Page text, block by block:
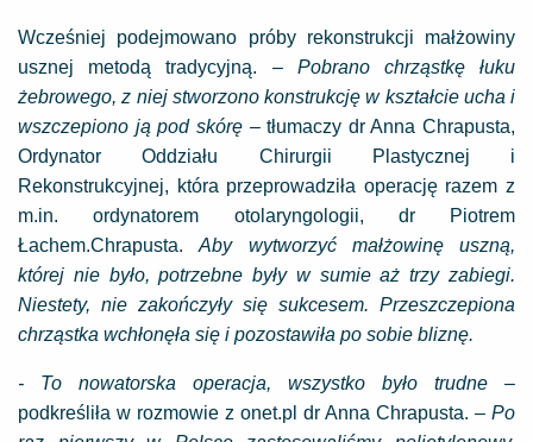
Wcześniej podejmowano próby rekonstrukcji małżowiny
usznej metodą tradycyjną. –Pobrano chrząstkę łuku
żebrowego, z niej stworzono konstrukcję w kształcie ucha i
wszczepiono ją pod skórę – tłumaczy dr Anna Chrapusta,
Ordynator Oddziału Chirurgii Plastycznej i
Rekonstrukcyjnej, która przeprowadziła operację razem z
m.in. ordynatorem otolaryngologii, dr Piotrem
Łachem.Chrapusta.Aby wytworzyć małżowinę uszną,
której nie było, potrzebne były w sumie aż trzy zabiegi.
Niestety, nie zakończyły się sukcesem. Przeszczepiona
chrząstka wchłonęła się i pozostawiła po sobie bliznę.
- To nowatorska operacja, wszystko było trudne –
podkreśliła w rozmowie z onet.pl dr Anna Chrapusta. – Po